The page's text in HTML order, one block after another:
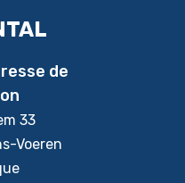
de
33
Voeren